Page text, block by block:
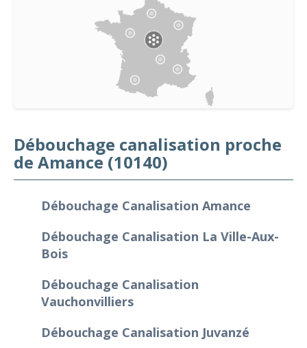
Débouchage canalisation proche
de Amance (10140)
Débouchage Canalisation Amance
Débouchage Canalisation La Ville-Aux-
Bois
Débouchage Canalisation
Vauchonvilliers
Débouchage Canalisation Juvanzé